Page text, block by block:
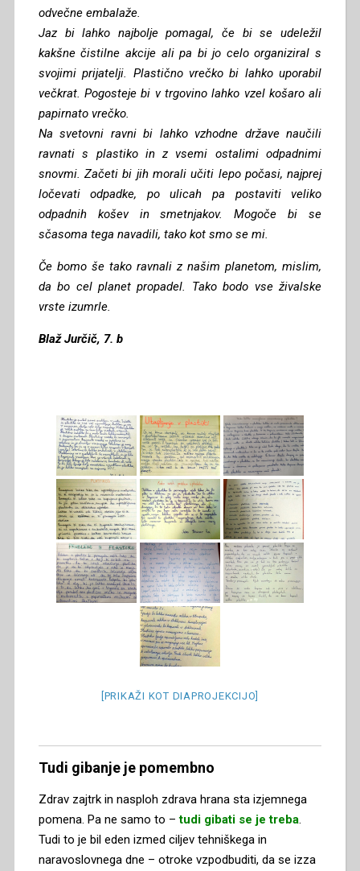
odvečne embalaže.
Jaz bi lahko najbolje pomagal, če bi se udeležil
kakšne čistilne akcije ali pa bi jo celo organiziral s
svojimi prijatelji. Plastično vrečko bi lahko uporabil
večkrat. Pogosteje bi v trgovino lahko vzel košaro ali
papirnato vrečko.
Na svetovni ravni bi lahko vzhodne države naučili
ravnati s plastiko in z vsemi ostalimi odpadnimi
snovmi. Začeti bi jih morali učiti lepo počasi, najprej
ločevati odpadke, po ulicah pa postaviti veliko
odpadnih košev in smetnjakov. Mogoče bi se
sčasoma tega navadili, tako kot smo se mi.
Če bomo še tako ravnali z našim planetom, mislim,
da bo cel planet propadel. Tako bodo vse živalske
vrste izumrle.
Blaž Jurčič, 7. b
[PRIKAŽI KOT DIAPROJEKCIJO]
Tudi gibanje je pomembno
Zdrav zajtrk in nasploh zdrava hrana sta izjemnega
pomena. Pa ne samo to –tudi gibati se je treba.
Tudi to je bil eden izmed ciljev tehniškega in
naravoslovnega dne – otroke vzpodbuditi, da se izza